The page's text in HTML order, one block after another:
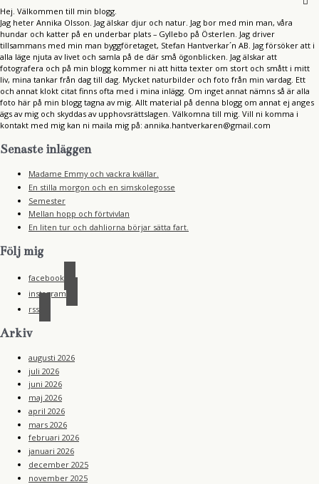
Hej. Välkommen till min blogg.
Jag heter Annika Olsson. Jag älskar djur och natur. Jag bor med min man, våra
hundar och katter på en underbar plats – Gyllebo på Österlen. Jag driver
tillsammans med min man byggföretaget, Stefan Hantverkar´n AB. Jag försöker att i
alla läge njuta av livet och samla på de där små ögonblicken. Jag älskar att
fotografera och på min blogg kommer ni att hitta texter om stort och smått i mitt
liv, mina tankar från dag till dag. Mycket naturbilder och foto från min vardag. Ett
och annat klokt citat finns ofta med i mina inlägg. Om inget annat nämns så är alla
foto här på min blogg tagna av mig. Allt material på denna blogg om annat ej anges
ägs av mig och skyddas av upphovsrättslagen. Välkomna till mig. Vill ni komma i
kontakt med mig kan ni maila mig på: annika.hantverkaren@gmail.com
Senaste inläggen
Madame Emmy och vackra kvällar.
En stilla morgon och en simskolegosse
Semester
Mellan hopp och förtvivlan
En liten tur och dahliorna börjar sätta fart.
Följ mig
facebook
instagram
rss
Arkiv
augusti 2026
juli 2026
juni 2026
maj 2026
april 2026
mars 2026
februari 2026
januari 2026
december 2025
november 2025